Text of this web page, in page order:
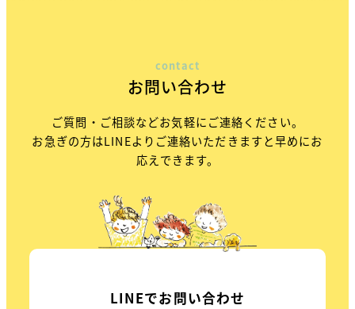
contact
お問い合わせ
ご質問・ご相談などお気軽にご連絡ください。
お急ぎの方はLINEよりご連絡いただきますと早めにお
応えできます。
LINEでお問い合わせ